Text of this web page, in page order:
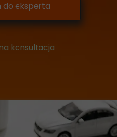
do eksperta
konsultacja